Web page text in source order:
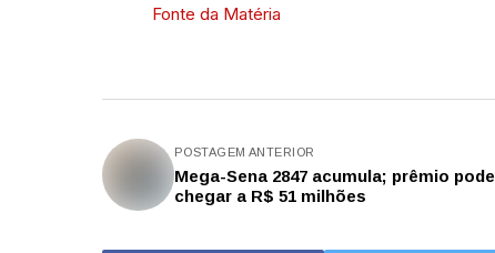
Fonte da Matéria
POSTAGEM ANTERIOR
Mega-Sena 2847 acumula; prêmio pode
chegar a R$ 51 milhões